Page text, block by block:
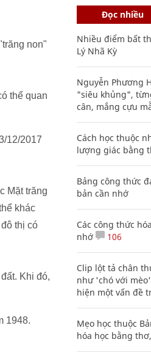
non"
thể quan
12/2017
Mặt trăng
khác
thị có
Khi đó,
1948.
Đọc nhiều
Nhiều điểm bất
Lý Nhã Kỳ
Nguyễn Phương
"siêu khủng",
cân, mắng cựu
Cách học thuộc
lượng giác bằng
Bảng công thức
bản cần nhớ
Các công thức
nhớ
106
Clip lột tả chân
như 'chó với
hiện một vấn đề
Mẹo học thuộc
hóa học bằng